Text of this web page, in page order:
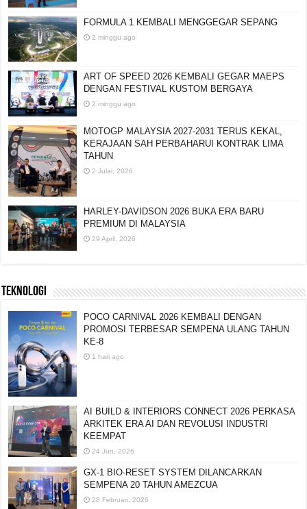
FORMULA 1 KEMBALI MENGGEGAR SEPANG
2 minggu ago
ART OF SPEED 2026 KEMBALI GEGAR MAEPS
DENGAN FESTIVAL KUSTOM BERGAYA
2 minggu ago
MOTOGP MALAYSIA 2027-2031 TERUS KEKAL,
KERAJAAN SAH PERBAHARUI KONTRAK LIMA
TAHUN
2 Julai, 2026
HARLEY-DAVIDSON 2026 BUKA ERA BARU
PREMIUM DI MALAYSIA
29 April, 2026
TEKNOLOGI
POCO CARNIVAL 2026 KEMBALI DENGAN
PROMOSI TERBESAR SEMPENA ULANG TAHUN
KE-8
1 hari ago
AI BUILD & INTERIORS CONNECT 2026 PERKASA
ARKITEK ERA AI DAN REVOLUSI INDUSTRI
KEEMPAT
24 Jun, 2026
GX-1 BIO-RESET SYSTEM DILANCARKAN
SEMPENA 20 TAHUN AMEZCUA
28 Februari, 2026